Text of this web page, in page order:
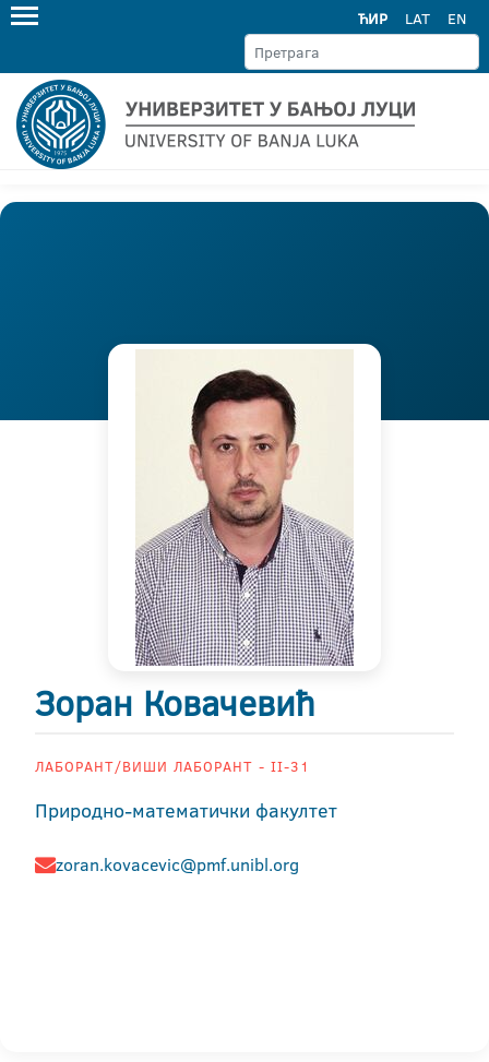
ЋИР LAT EN
Зоран Ковачевић
ЛАБОРАНТ/ВИШИ ЛАБОРАНТ - II-31
Природно-математички факултет
zoran.kovacevic@pmf.unibl.org